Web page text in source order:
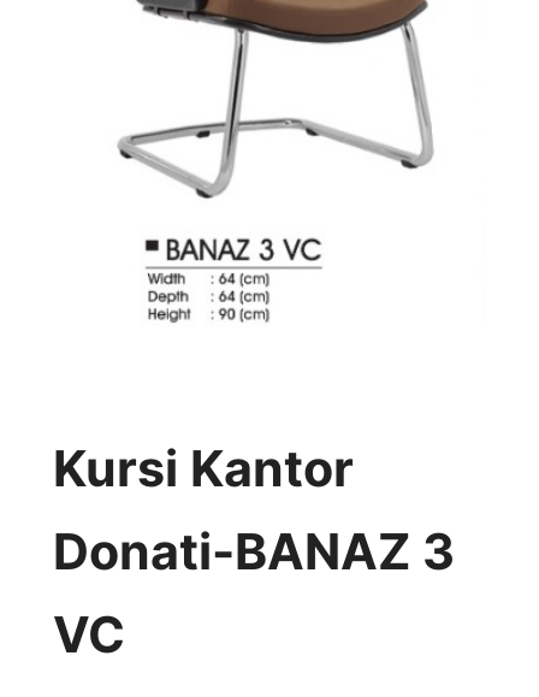
Kursi Kantor
Donati-BANAZ 3
VC